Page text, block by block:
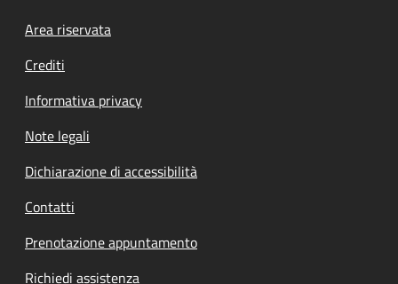
Footer menu
Area riservata
Crediti
Informativa privacy
Note legali
Dichiarazione di accessibilità
Contatti
Prenotazione appuntamento
Richiedi assistenza